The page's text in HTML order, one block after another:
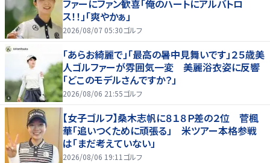
ファーにファン歓喜「俺のハートにアルバトロ
ス！！」「爽やかぁ」
2026/08/07 05:30ゴルフ
「あらお綺麗で」「最高の暑中見舞いです」２５歳美
人ゴルファーが雰囲気一変 美麗浴衣姿に反響
「どこのモデルさんですか？」
2026/08/06 21:55ゴルフ
【女子ゴルフ】桑木志帆に８１８Ｐ差の２位 菅楓
華「追いつくために頑張る」 米ツアー本格参戦
は「まだ考えていない」
2026/08/06 19:11 ゴルフ